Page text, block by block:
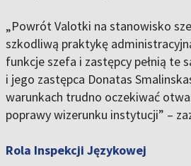
„Powrót Valotki na stanowisko
szkodliwą praktykę
funkcje szefa i zastępcy pełnią te
i jego zastępca Donatas
warunkach trudno oczekiwać
poprawy wizerunku instytucji” –
Rola Inspekcji Językowej